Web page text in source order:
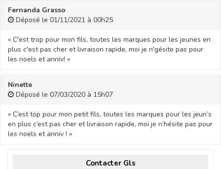
Fernanda Grasso
Déposé le 01/11/2021 à 00h25
« C'est trop pour mon fils, toutes les marques pour les jeunes en
plus c'est pas cher et livraison rapide, moi je n'gésite pas pour
les noels et anniv! »
Ninette
Déposé le 07/03/2020 à 15h07
« C’est top pour mon petit fils, toutes les marques pour les jeun’s
en plus c’est pas cher et livraison rapide, moi je n’hésite pas pour
les noels et anniv ! »
Contacter Gls